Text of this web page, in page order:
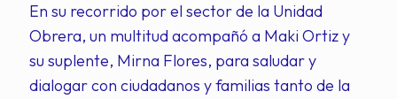
En su recorrido por el sector de la Unidad
Obrera, un multitud acompañó a Maki Ortiz y
su suplente, Mirna Flores, para saludar y
dialogar con ciudadanos y familias tanto de la